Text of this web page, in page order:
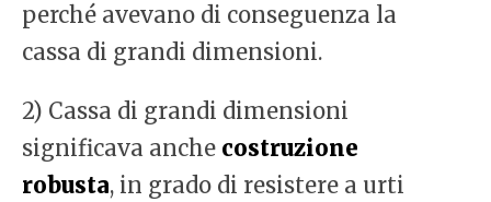
perché avevano di conseguenza la
cassa di grandi dimensioni.
2) Cassa di grandi dimensioni
significava anche costruzione
robusta, in grado di resistere a urti